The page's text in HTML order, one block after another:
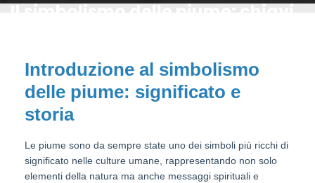
Il simbolismo delle piume: chiavi
Introduzione al simbolismo
delle piume: significato e
storia
Le piume sono da sempre state uno dei simboli più ricchi di
significato nelle culture umane, rappresentando non solo
elementi della natura ma anche messaggi spirituali e